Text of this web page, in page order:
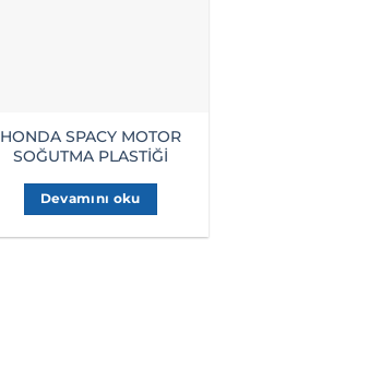
HONDA SPACY MOTOR
SOĞUTMA PLASTİĞİ
Devamını oku